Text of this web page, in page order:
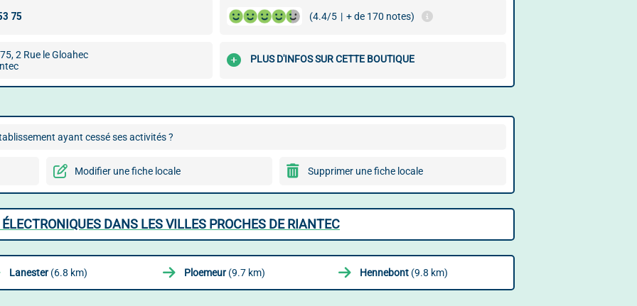
(4.4/5 | + de 170 notes)
2 Rue le Gloahec
PLUS D'INFOS SUR CETTE BOUTIQUE
ayant cessé ses activités ?
Modifier une fiche locale Supprimer une fiche locale
DANS LES VILLES PROCHES DE RIANTEC
Lanester(6.8 km) Ploemeur(9.7 km) Hennebont(9.8 km)